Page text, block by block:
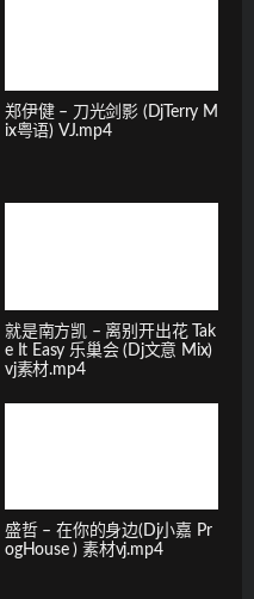
郑伊健 – 刀光剑影 (DjTerry M
ix粤语) VJ.mp4
就是南方凯 – 离别开出花 Tak
e It Easy 乐巢会 (Dj文意 Mix)
vj素材.mp4
盛哲 – 在你的身边(Dj小嘉 Pr
ogHouse ) 素材vj.mp4